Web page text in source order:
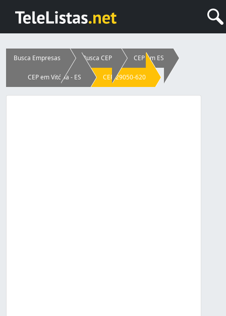
Busca Empresas Busca CEP CEP em ES
CEP em Vitória - ES CEP 29050-620